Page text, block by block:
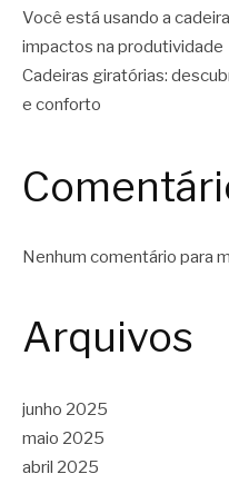
Você está usando a
impactos na produtividade
Cadeiras giratórias:
e conforto
Nenhum comentário para
Arquivos
junho 2025
maio 2025
abril 2025